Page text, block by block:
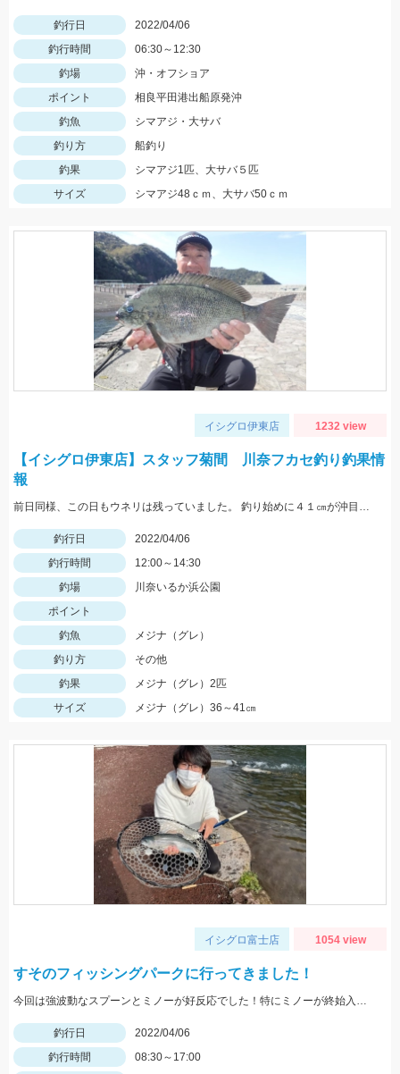
釣行日
2022/04/06
釣行時間
06:30～12:30
釣場
沖・オフショア
ポイント
相良平田港出船原発沖
釣魚
シマアジ・大サバ
釣り方
船釣り
釣果
シマアジ1匹、大サバ５匹
サイズ
シマアジ48ｃｍ、大サバ50ｃｍ
イシグロ伊東店 1232 view
【イシグロ伊東店】スタッフ菊間 川奈フカセ釣り釣果情
報
前日同様、この日もウネリは残っていました。 釣り始めに４１㎝が沖目で釣れましたが 手前はリリースサイズが多かったです。
釣行日
2022/04/06
釣行時間
12:00～14:30
釣場
川奈いるか浜公園
ポイント
釣魚
メジナ（グレ）
釣り方
その他
釣果
メジナ（グレ）2匹
サイズ
メジナ（グレ）36～41㎝
イシグロ富士店 1054 view
すそのフィッシングパークに行ってきました！
今回は強波動なスプーンとミノーが好反応でした！特にミノーが終始入れ食いでした♪
釣行日
2022/04/06
釣行時間
08:30～17:00